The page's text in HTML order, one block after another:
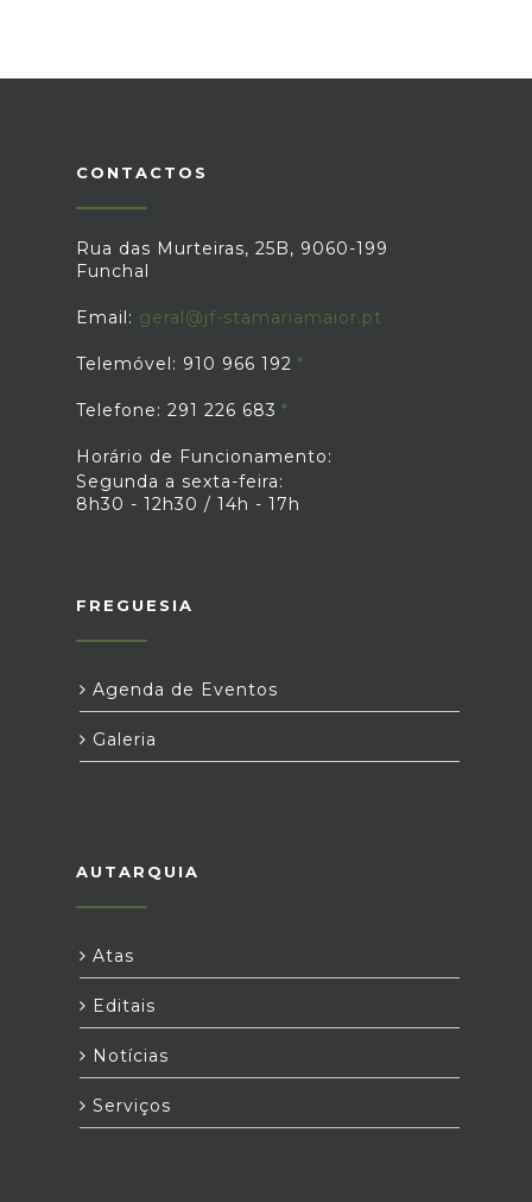
CONTACTOS
Rua das Murteiras, 25B, 9060-199
Funchal
Email: geral@jf-stamariamaior.pt
Telemóvel: 910 966 192
Telefone: 291 226 683
Horário de Funcionamento:
Segunda a sexta-feira:
8h30 - 12h30 / 14h - 17h
FREGUESIA
Agenda de Eventos
Galeria
AUTARQUIA
Atas
Editais
Notícias
Serviços